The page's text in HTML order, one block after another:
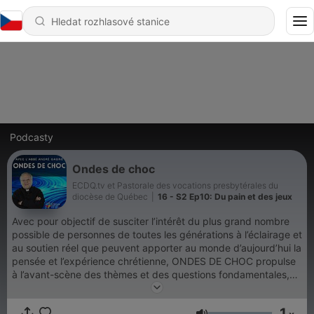
Podcasty
Ondes de choc
ECDQ.tv et Pastorale des vocations presbytérales du
diocèse de Québec
16 - S2 Ep10: Du pain et des jeux
Avec pour objectif de susciter l’intérêt du plus grand nombre
possible de personnes de toutes les générations à l’éclairage et
au soutien réel que peuvent apporter au monde d’aujourd’hui la
pensée et l’expérience chrétienne, ONDES DE CHOC propulse
à l’avant-scène des thèmes et des questions fondamentales,
de choc, qui se dégagent de l’actualité et des activités